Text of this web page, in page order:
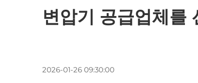
변압기 공급업체를
2026-01-26 09:30:00